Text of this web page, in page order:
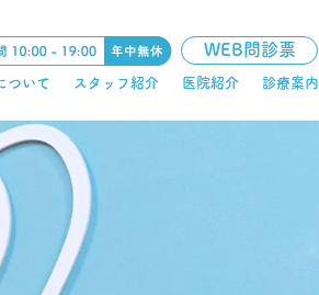
WEB問診票
ついて スタッフ紹介 医院紹介 診療案内